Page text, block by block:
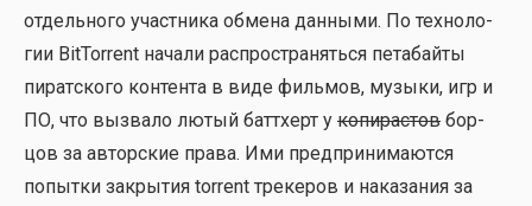
отдель­но­го участ­ни­ка обме­на дан­ны­ми. По тех­но­ло­
гии BitTorrent нача­ли рас­про­стра­нять­ся пета­бай­ты
пират­ско­го кон­тен­та в виде филь­мов, музы­ки, игр и
ПО, что вызва­ло лютый батт­херт у копи­рас­тов бор­
цов за автор­ские пра­ва. Ими пред­при­ни­ма­ют­ся
попыт­ки закры­тия torrent тре­ке­ров и нака­за­ния за